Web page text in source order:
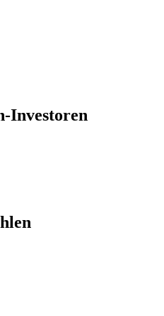
Investoren